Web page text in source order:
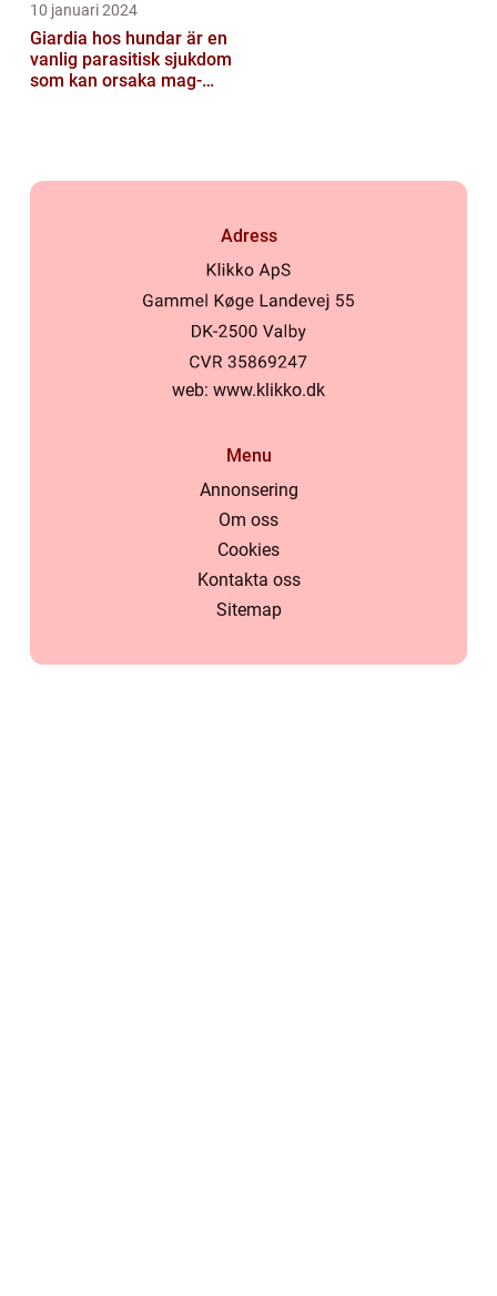
10 januari 2024
Giardia hos hundar är en
vanlig parasitisk sjukdom
som kan orsaka mag-
Adress
web: www.klikko.dk
Menu
Annonsering
Om oss
Cookies
Kontakta oss
Sitemap